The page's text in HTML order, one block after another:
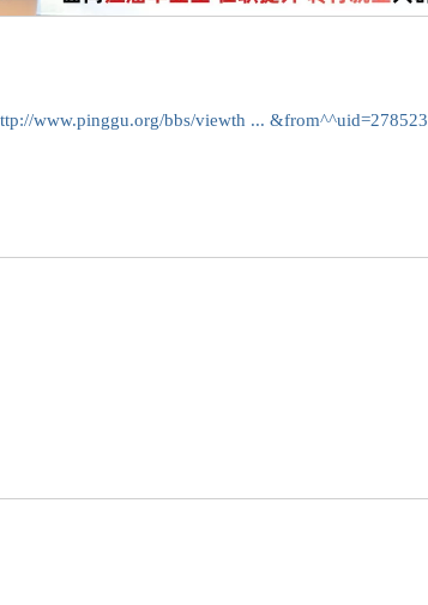
www.pinggu.org/bbs/viewth ... &from^^uid=278523